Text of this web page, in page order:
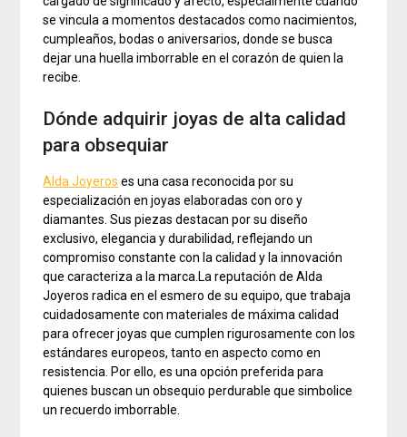
se vincula a momentos destacados como nacimientos,
cumpleaños, bodas o aniversarios, donde se busca
dejar una huella imborrable en el corazón de quien la
recibe.
Dónde adquirir joyas de alta calidad
para obsequiar
Alda Joyeros es una casa reconocida por su
especialización en joyas elaboradas con oro y
diamantes. Sus piezas destacan por su diseño
exclusivo, elegancia y durabilidad, reflejando un
compromiso constante con la calidad y la innovación
que caracteriza a la marca.La reputación de Alda
Joyeros radica en el esmero de su equipo, que trabaja
cuidadosamente con materiales de máxima calidad
para ofrecer joyas que cumplen rigurosamente con los
estándares europeos, tanto en aspecto como en
resistencia. Por ello, es una opción preferida para
quienes buscan un obsequio perdurable que simbolice
un recuerdo imborrable.